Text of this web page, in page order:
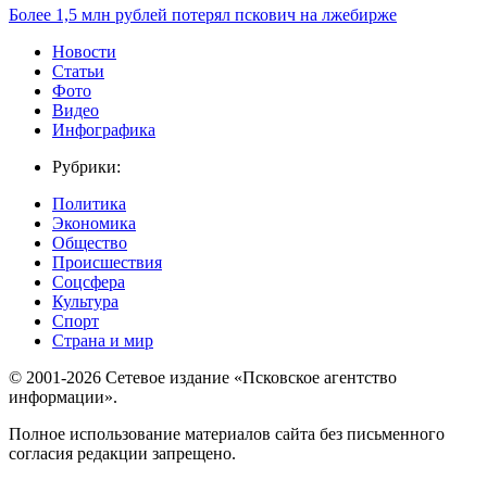
Более 1,5 млн рублей потерял пскович на лжебирже
Новости
Статьи
Фото
Видео
Инфографика
Рубрики:
Политика
Экономика
Общество
Происшествия
Соцсфера
Культура
Спорт
Страна и мир
© 2001-2026 Сетевое издание «Псковское агентство
информации».
Полное использование материалов сайта без письменного
согласия редакции запрещено.